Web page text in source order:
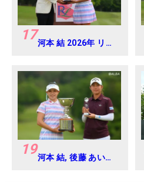
17河本 結 2026年 リゾ
19河本 結, 後藤 あい